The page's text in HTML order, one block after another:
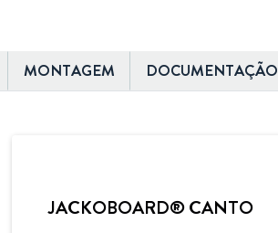
MONTAGEM DOCUMENTAÇÃO
JACKOBOARD® CANTO